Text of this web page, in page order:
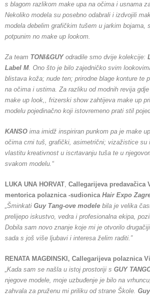
s blagom razlikom make upa na očima i usnama
Nekoliko modela su posebno odabrali i izdvojili
modela debelim grafičkim tušem u jarkim bojama,
potpunim no make up lookom.
Za team TONI&GUYodradile smo dvije kolekcije:
Label M. Ono što je bilo zajedničko svim
blistava koža; nude ten; prirodne blage konture te
na očima i ustima. Za razliku od modnih revija
make up look,, frizerski show zahtijeva make up
modelu pojedinačno koji istovremeno prati stil
KANSO ima imidž inspiriran punkom pa je make
očima crni tuš, grafički, asimetrični; vizažistice su
vlastitu kreativnost u iscrtavanju tuša te u
svakom modelu.“
LUKA UNA HORVAT, Callegarijeva predavačica
mentorica polaznica -sudionica Hair Expo
„Šminkati Guy Tang-ove modele bila je velika
prelijepo iskustvo, vedra i profesionalna ekipa,
Dobila sam novo znanje koje mi je otvorilo
sada s još više ljubavi i interesa želim raditi.”
RENATA MAGĐINSKI, Callegarijeva polaznica
„Kada sam se našla u istoj prostoriji s GUY
njegove modele, moje uzbuđenje je bilo na
zahvala za pruženu mi priliku od strane Škole.